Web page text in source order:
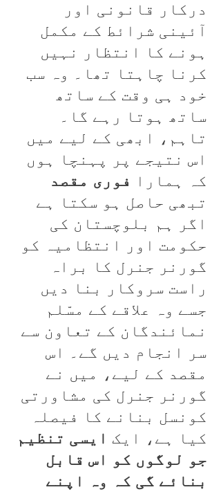
درکار قانونی اور
آئینی شرائط کے مکمل
ہونے کا انتظار نہیں
کرنا چاہتا تھا۔ وہ سب
خود ہی وقت کے ساتھ
ساتھ ہوتا رہے گا۔
تاہم، ابھی کے لیے میں
اس نتیجے پر پہنچا ہوں
کہ ہمارا
فوری مقصد
تبھی حاصل ہو سکتا ہے
اگر ہم بلوچستان کی
حکومت اور انتظامیہ کو
گورنر جنرل کا براہ
راست سروکار بنا دیں
جسے وہ علاقے کے مسّلم
نمائندگان کے تعاون سے
سر انجام دیں گے۔ اس
مقصد کے لیے، میں نے
گورنر جنرل کی مشاورتی
کونسل بنانے کا فیصلہ
کیا ہے، ایک ایسی تنظیم
جو لوگوں کو اس قابل
بنائے گی کہ وہ اپنے